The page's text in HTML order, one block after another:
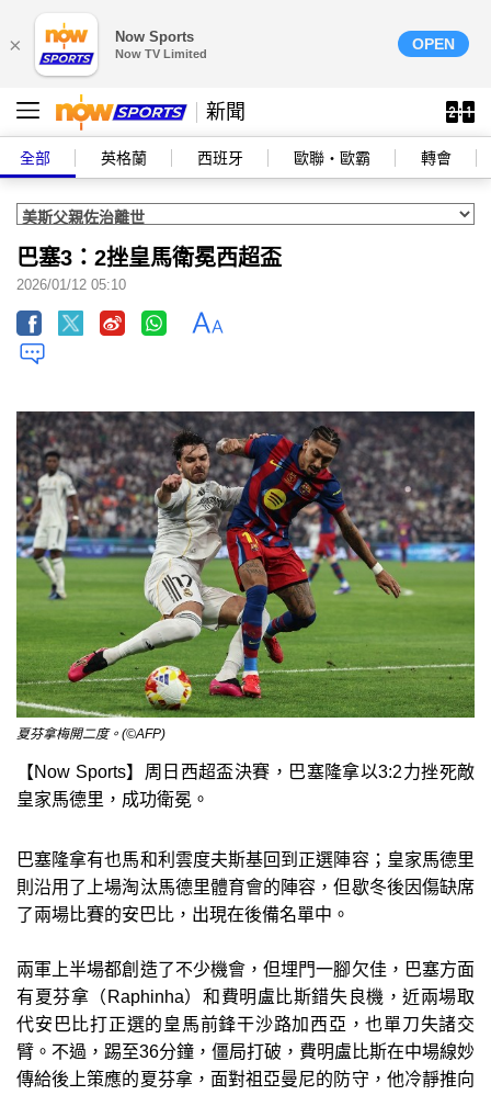
× Now Sports
Now TV Limited
OPEN
新聞
全部 英格蘭 西班牙 歐聯‧歐霸 轉會
巴塞3：2挫皇馬衛冕西超盃
2026/01/12 05:10
夏芬拿梅開二度。(©AFP)
【Now Sports】周日西超盃決賽，巴塞隆拿以3:2力挫死敵
皇家馬德里，成功衛冕。
巴塞隆拿有也馬和利雲度夫斯基回到正選陣容；皇家馬德里
則沿用了上場淘汰馬德里體育會的陣容，但歇冬後因傷缺席
了兩場比賽的安巴比，出現在後備名單中。
兩軍上半場都創造了不少機會，但埋門一腳欠佳，巴塞方面
有夏芬拿（Raphinha）和費明盧比斯錯失良機，近兩場取
代安巴比打正選的皇馬前鋒干沙路加西亞，也單刀失諸交
臂。不過，踢至36分鐘，僵局打破，費明盧比斯在中場線妙
傳給後上策應的夏芬拿，面對祖亞曼尼的防守，他冷靜推向